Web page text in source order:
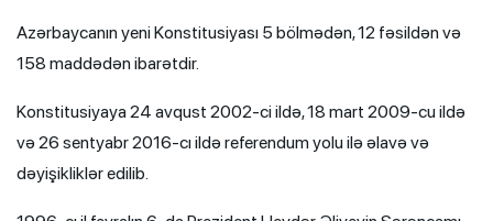
Azərbaycanın yeni Konstitusiyası 5 bölmədən, 12 fəsildən və
158 maddədən ibarətdir.
Konstitusiyaya 24 avqust 2002-ci ildə, 18 mart 2009-cu ildə
və 26 sentyabr 2016-cı ildə referendum yolu ilə əlavə və
dəyişikliklər edilib.